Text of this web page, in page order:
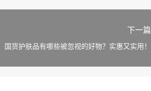
下一篇
国货护肤品有哪些被忽视的好物？实惠又实用！